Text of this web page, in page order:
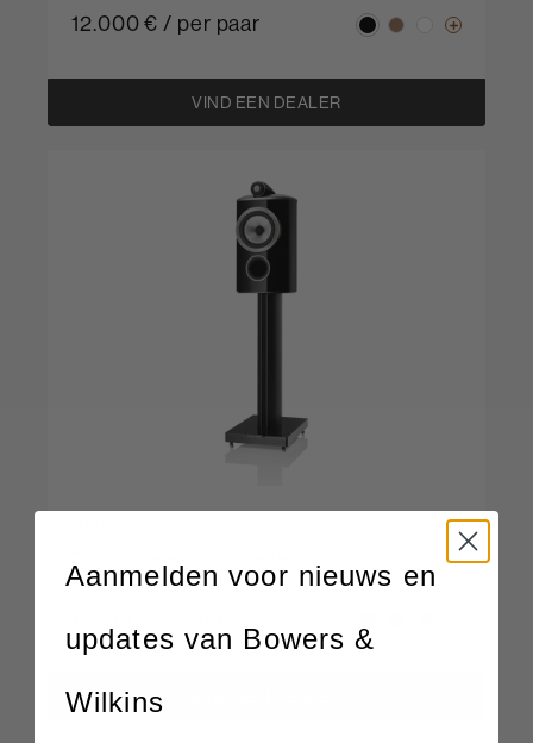
12.000 € / per paar
VIND EEN DEALER
mount-luidsprekers
Aanmelden voor nieuws en
updates van Bowers &
Wilkins